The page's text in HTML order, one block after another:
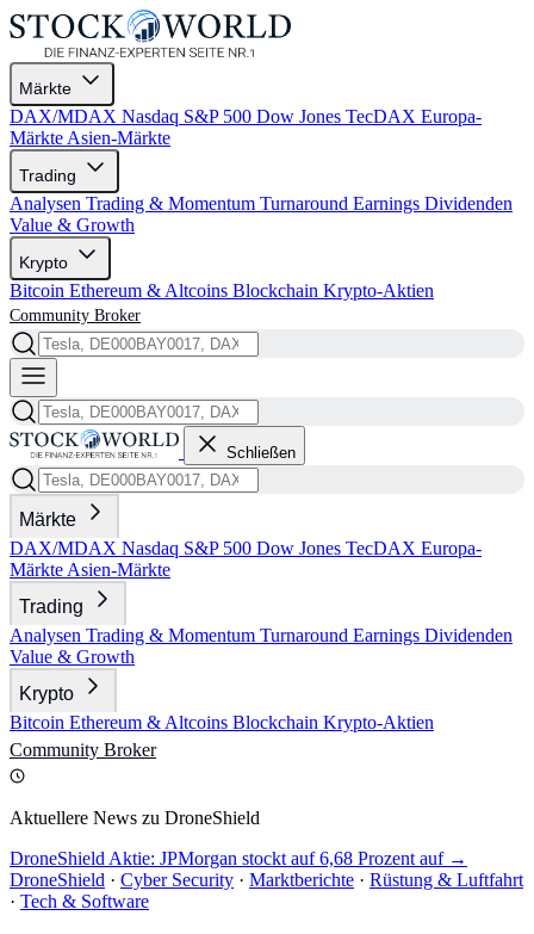
Märkte
DAX/MDAX Nasdaq S&P 500 Dow Jones TecDAX Europa-
Märkte Asien-Märkte
Trading
Analysen Trading & Momentum Turnaround Earnings Dividenden
Value & Growth
Krypto
Bitcoin Ethereum & Altcoins Blockchain Krypto-Aktien
Community Broker
Schließen
Märkte
DAX/MDAX Nasdaq S&P 500 Dow Jones TecDAX Europa-
Märkte Asien-Märkte
Trading
Analysen Trading & Momentum Turnaround Earnings Dividenden
Value & Growth
Krypto
Bitcoin Ethereum & Altcoins Blockchain Krypto-Aktien
Community Broker
Aktuellere News zu DroneShield
DroneShield Aktie: JPMorgan stockt auf 6,68 Prozent auf →
DroneShield · Cyber Security · Marktberichte · Rüstung & Luftfahrt
· Tech & Software